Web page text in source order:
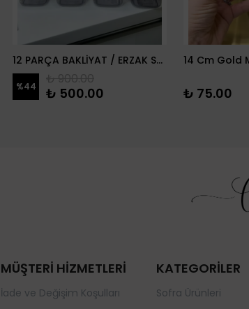
12 PARÇA BAKLİYAT / ERZAK SETİ
%44 ₺ 500.00 ₺ 75.00
MÜŞTERİ HİZMETLERİ
İade ve Değişim Koşulları
KATEGORİLER
Sofra Ürünleri